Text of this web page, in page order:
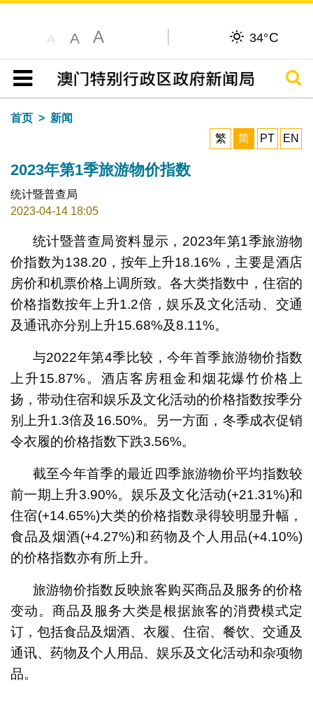
A A A 34°C
目录
搜寻
首页
新闻
繁
简 PT EN
2023年第1季旅游物价指数
统计暨普查局
2023-04-14 18:05
统计暨普查局资料显示，2023年第1季旅游物
价指数为138.20，按年上升18.16%，主要是酒店
房价和机票价格上调所致。各大类指数中，住宿的
价格指数按年上升1.2倍，娱乐及文化活动、交通
及通讯亦分别上升15.68%及8.11%。
与2022年第4季比较，今年首季旅游物价指数
上升15.87%。酒店客房租金和烟花爆竹价格上
扬，带动住宿和娱乐及文化活动的价格指数按季分
别上升1.3倍及16.50%。另一方面，冬季成衣促销
令衣履的价格指数下跌3.56%。
截至今年首季的最近四季旅游物价平均指数较
前一期上升3.90%。娱乐及文化活动(+21.31%)和
住宿(+14.65%)大类的价格指数录得较明显升幅，
食品及烟酒(+4.27%)和药物及个人用品(+4.10%)
的价格指数亦有所上升。
旅游物价指数反映旅客购买商品及服务的价格
变动。商品及服务大类是根据旅客的消费模式定
订，包括食品及烟酒、衣履、住宿、餐饮、交通及
通讯、药物及个人用品、娱乐及文化活动和杂项物
品。